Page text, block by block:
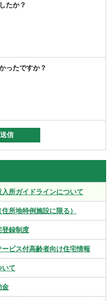
たか？
ったですか？
所ガイドラインについて
所地特例施設に限る）
登録制度
ビス付高齢者向け住宅情報
いて
金